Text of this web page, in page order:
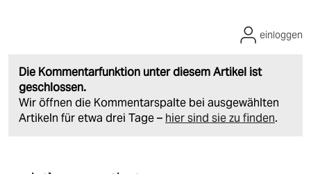
Die Kommentarfunktion unter diesem Artikel ist
geschlossen.
Wir öffnen die Kommentarspalte bei ausgewählten
Artikeln für etwa drei Tage – hier sind sie zu finden.
einloggen